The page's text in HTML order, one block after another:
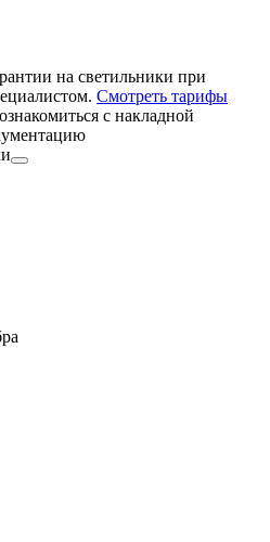
на светильники при
Смотреть тарифы
с накладной